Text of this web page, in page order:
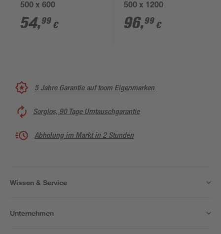
500 x 600
54,99 €
500 x 1200
96,99 €
5 Jahre Garantie auf toom Eigenmarken
Sorglos, 90 Tage Umtauschgarantie
Abholung im Markt in 2 Stunden
Wissen & Service
Unternehmen